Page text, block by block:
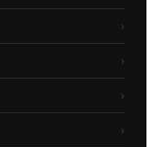
›
›
›
›